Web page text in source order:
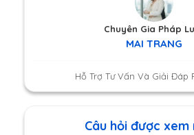
Chuyên Gia Pháp
MAI TRANG
Hỗ Trợ Tư Vấn Và Giải Đáp
Câu hỏi được xem